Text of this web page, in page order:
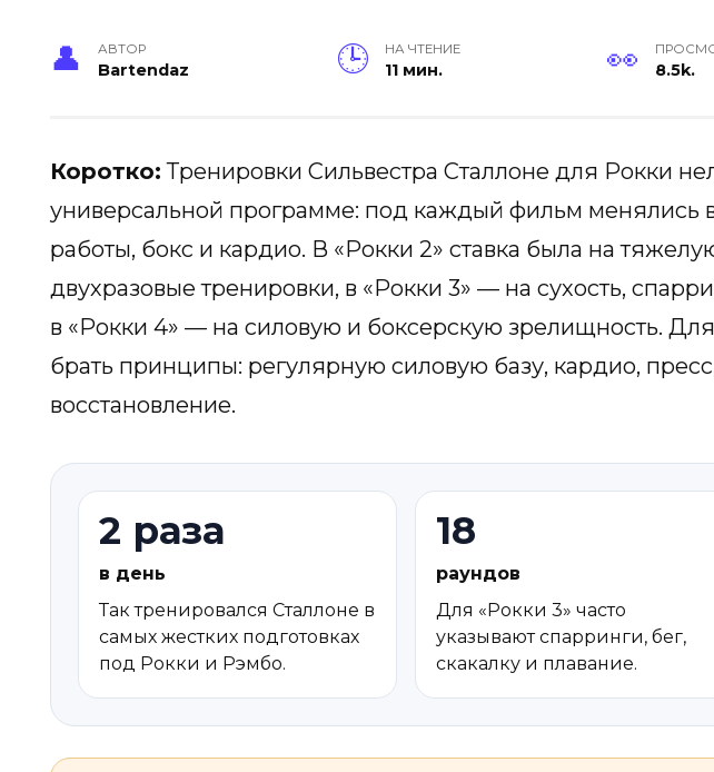
АВТОР
Bartendaz
НА ЧТЕНИЕ
11 мин. 8.5k.
Коротко: Тренировки Сильвестра Сталлоне для Рокки
универсальной программе: под каждый фильм менялись
работы, бокс и кардио. В «Рокки 2» ставка была на
двухразовые тренировки, в «Рокки 3» — на сухость,
в «Рокки 4» — на силовую и боксерскую зрелищность.
брать принципы: регулярную силовую базу, кардио,
восстановление.
2 раза
в день
Так тренировался Сталлоне в
самых жестких подготовках
под Рокки и Рэмбо.
18
раундов
Для «Рокки 3» часто
указывают спарринги, бег,
скакалку и плавание.